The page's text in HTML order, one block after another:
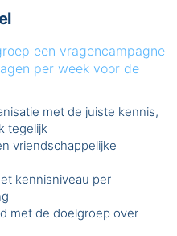
een vragencampagne
per week voor de
met de juiste kennis,
tegelijk
vriendschappelijke
kennisniveau per
met de doelgroep over